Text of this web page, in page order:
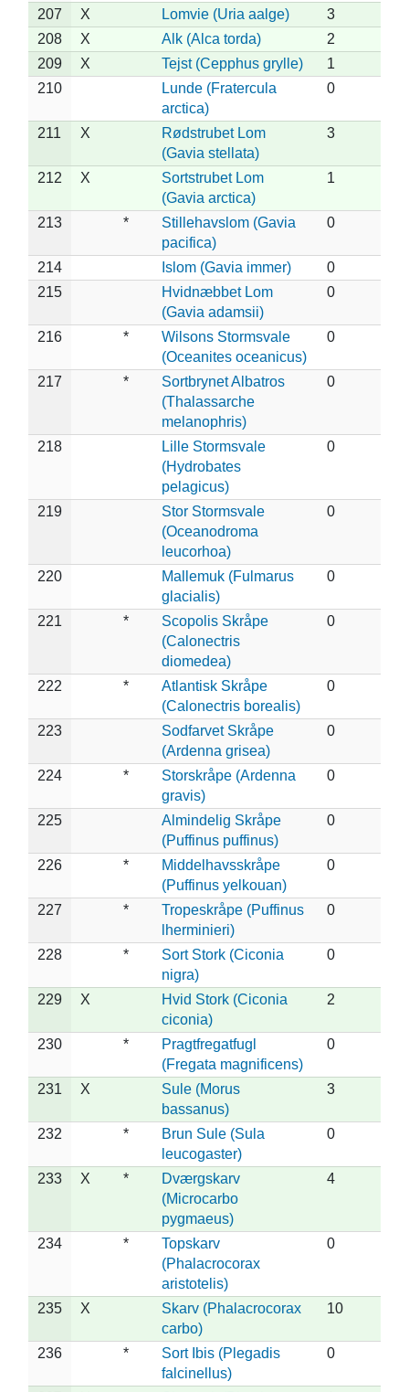
207 X Lomvie (Uria aalge)
3
208
X Alk (Alca torda)
2
209
X Tejst (Cepphus grylle)
1
210
Lunde (Fratercula
arctica)
0
211 X
Rødstrubet Lom
(Gavia stellata)
3
212 X
Sortstrubet Lom
(Gavia arctica)
1
213 *
Stillehavslom (Gavia
pacifica)
0
214 Islom (Gavia immer)
0
215
Hvidnæbbet Lom
(Gavia adamsii)
0
216 *
Wilsons Stormsvale
(Oceanites oceanicus)
0
217 *
Sortbrynet Albatros
(Thalassarche
melanophris)
0
218
Lille Stormsvale
(Hydrobates
pelagicus)
0
219
Stor Stormsvale
(Oceanodroma
leucorhoa)
0
220
Mallemuk (Fulmarus
glacialis)
0
221 *
Scopolis Skråpe
(Calonectris
diomedea)
0
222 *
Atlantisk Skråpe
(Calonectris borealis)
0
223
Sodfarvet Skråpe
(Ardenna grisea)
0
224 *
Storskråpe (Ardenna
gravis)
0
225
Almindelig Skråpe
(Puffinus puffinus)
0
226 *
Middelhavsskråpe
(Puffinus yelkouan)
0
227 *
Tropeskråpe (Puffinus
lherminieri)
0
228 *
Sort Stork (Ciconia
nigra)
0
229 X
Hvid Stork (Ciconia
ciconia)
2
230 *
Pragtfregatfugl
(Fregata magnificens)
0
231 X
Sule (Morus
bassanus)
3
232 *
Brun Sule (Sula
leucogaster)
0
233 X *
Dværgskarv
(Microcarbo
pygmaeus)
4
234 *
Topskarv
(Phalacrocorax
aristotelis)
0
235 X
Skarv (Phalacrocorax
carbo)
10
236 *
Sort Ibis (Plegadis
falcinellus)
0